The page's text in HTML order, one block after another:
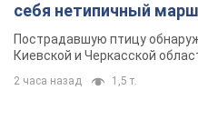
себя нетипичный
Пострадавшую птицу
Киевской и Черкасской
2 часа назад 1,5 т.